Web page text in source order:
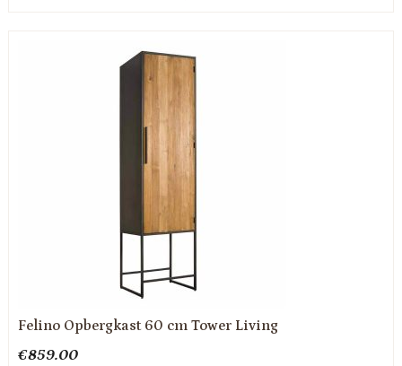
Felino Opbergkast 60 cm Tower Living
€859.00